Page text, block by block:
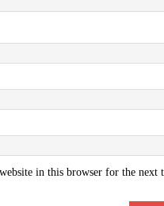
in this browser for the next